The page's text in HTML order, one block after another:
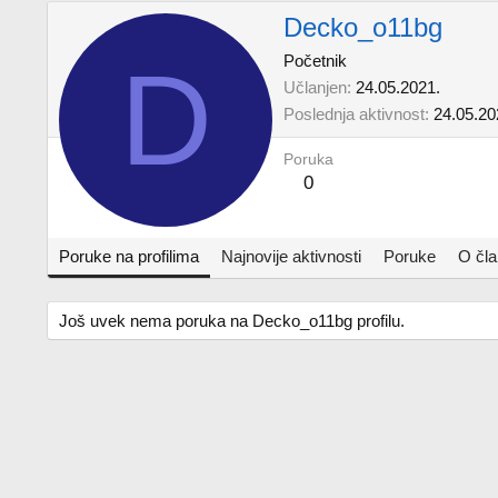
D
Decko_o11bg
Početnik
Učlanjen 24.05.2021.
Poslednja aktivnost
Poruka
0
Poruke na profilima Najnovije aktivnosti Poruke O
Još uvek nema poruka na Decko_o11bg profilu.